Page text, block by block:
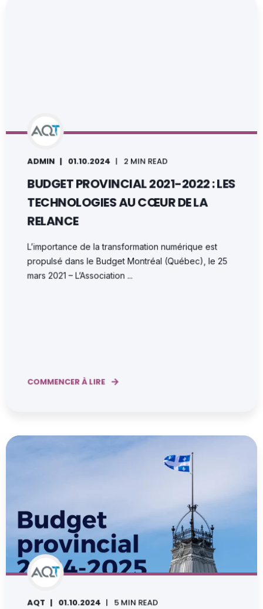
ADMIN 01.10.2024 2 MIN READ
BUDGET PROVINCIAL 2021-2022 : LES
TECHNOLOGIES AU CŒUR DE LA
RELANCE
L’importance de la transformation numérique est
propulsé dans le Budget Montréal (Québec), le 25
mars 2021 – L’Association ...
COMMENCER À LIRE
AQT 01.10.2024 5 MIN READ